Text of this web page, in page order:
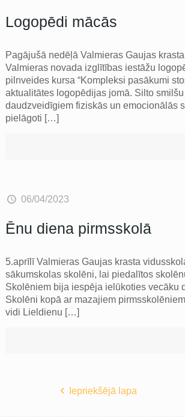
Logopēdi mācās
Pagājušā nedēļā Valmieras Gaujas
Valmieras novada izglītības iestāžu
pilnveides kursa “Kompleksi pasākumi
aktualitātes logopēdijas jomā. Silto
daudzveidīgiem fiziskās un emocionālās
pielāgoti […]
06/04/2023
Ēnu diena pirmsskolā
5.aprīlī Valmieras Gaujas krasta
sākumskolas skolēni, lai piedalītos
Skolēniem bija iespēja ielūkoties vecāku
Skolēni kopā ar mazajiem
vidi Lieldienu […]
Iepriekšējā lapa